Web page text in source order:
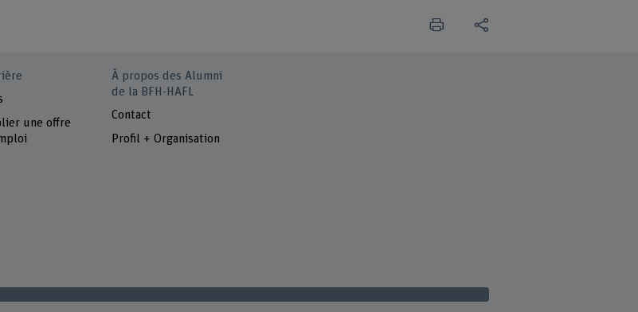
une offre
À propos des Alumni
de la BFH-HAFL
Contact
Profil + Organisation